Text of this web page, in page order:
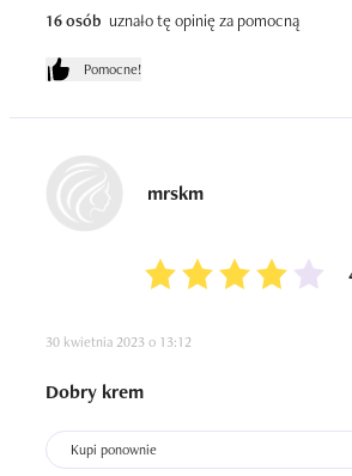
które niwelują mój problem ale w
testować takie o działaniu
liftingującym i czytając o tym kremie
sądziłam że będzie on miał zbawienne
kosmetycznej jaką bezsprzecznie jest
produktami o podobnym składzie i
że krem ten nie wyróżnia się na tle
opinia.Krem ma bardzo bogaty skład
widocznie gładsza i bardziej napięta ale
rynku lepsze i tańsze więc koniec
bardzo dobry jakościowo produkt który
16 osób uznało tę opinię za pomocną
Pomocne!
mrskm
30 kwietnia 2023 o 13:12
Dobry krem
Kupi ponownie